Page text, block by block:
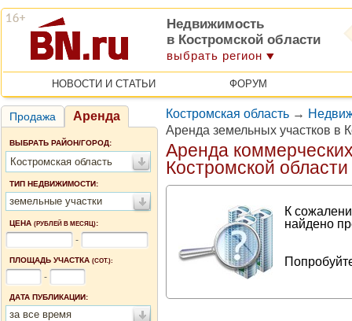
Недвижимость
в Костромской области
выбрать регион
НОВОСТИ И СТАТЬИ ФОРУМ
Продажа Аренда
ВЫБРАТЬ РАЙОН/ГОРОД:
Костромская область
ТИП НЕДВИЖИМОСТИ:
земельные участки
ЦЕНА (РУБЛЕЙ В МЕСЯЦ):
-
ПЛОЩАДЬ УЧАСТКА (СОТ.):
-
ДАТА ПУБЛИКАЦИИ:
за все время
Костромская область →
Аренда земельных участков в
Аренда
Костромской области
К
найдено